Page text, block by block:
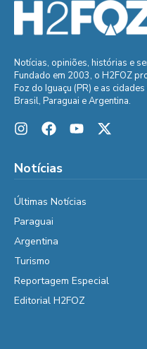
Notícias, opiniões, histórias e
Fundado em 2003, o H2FOZ
Foz do Iguaçu (PR) e as
Brasil, Paraguai e Argentina.
Notícias
Últimas Notícias
Paraguai
Argentina
Turismo
Reportagem Especial
Editorial H2FOZ